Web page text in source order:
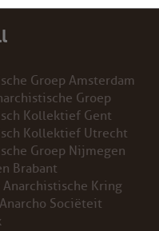
Groep Amsterdam
Groep
Kollektief Gent
Kollektief Utrecht
Groep Nijmegen
Brabant
Anarchistische Kring
Sociëteit